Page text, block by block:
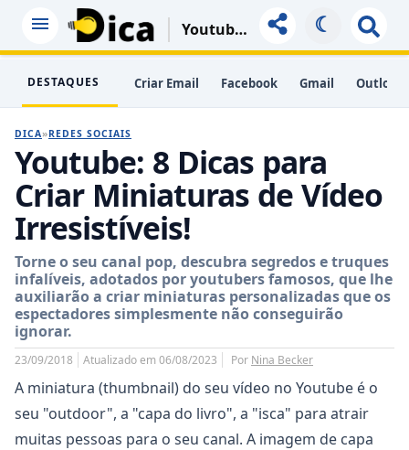
Youtube: 8 Dicas Para Criar Miniaturas De Vídeo Irresistíveis! ☾
DESTAQUES Criar Email Facebook Gmail Outlook
DICA»REDES SOCIAIS
Youtube: 8 Dicas para
Criar Miniaturas de Vídeo
Irresistíveis!
Torne o seu canal pop, descubra segredos e truques
infalíveis, adotados por youtubers famosos, que lhe
auxiliarão a criar miniaturas personalizadas que os
espectadores simplesmente não conseguirão
ignorar.
23/09/2018 Atualizado em 06/08/2023 Por Nina Becker
A miniatura (thumbnail) do seu vídeo no Youtube é o
seu "outdoor", a "capa do livro", a "isca" para atrair
muitas pessoas para o seu canal. A imagem de capa